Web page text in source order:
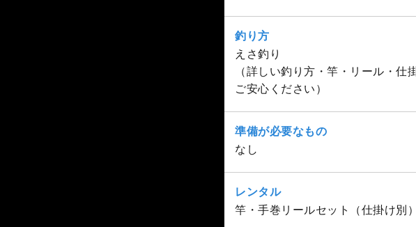
釣り方
えさ釣り
（詳しい釣り方・竿・リール・
ご安心ください）
準備が必要なもの
なし
レンタル
竿・手巻リールセット（仕掛け別